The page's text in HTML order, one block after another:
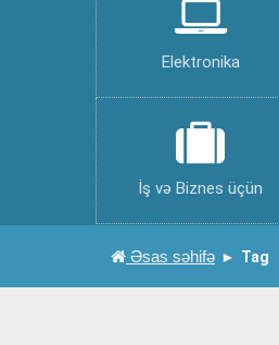
Elektronika
İş və Biznes üçün
Əsas səhifə Tag